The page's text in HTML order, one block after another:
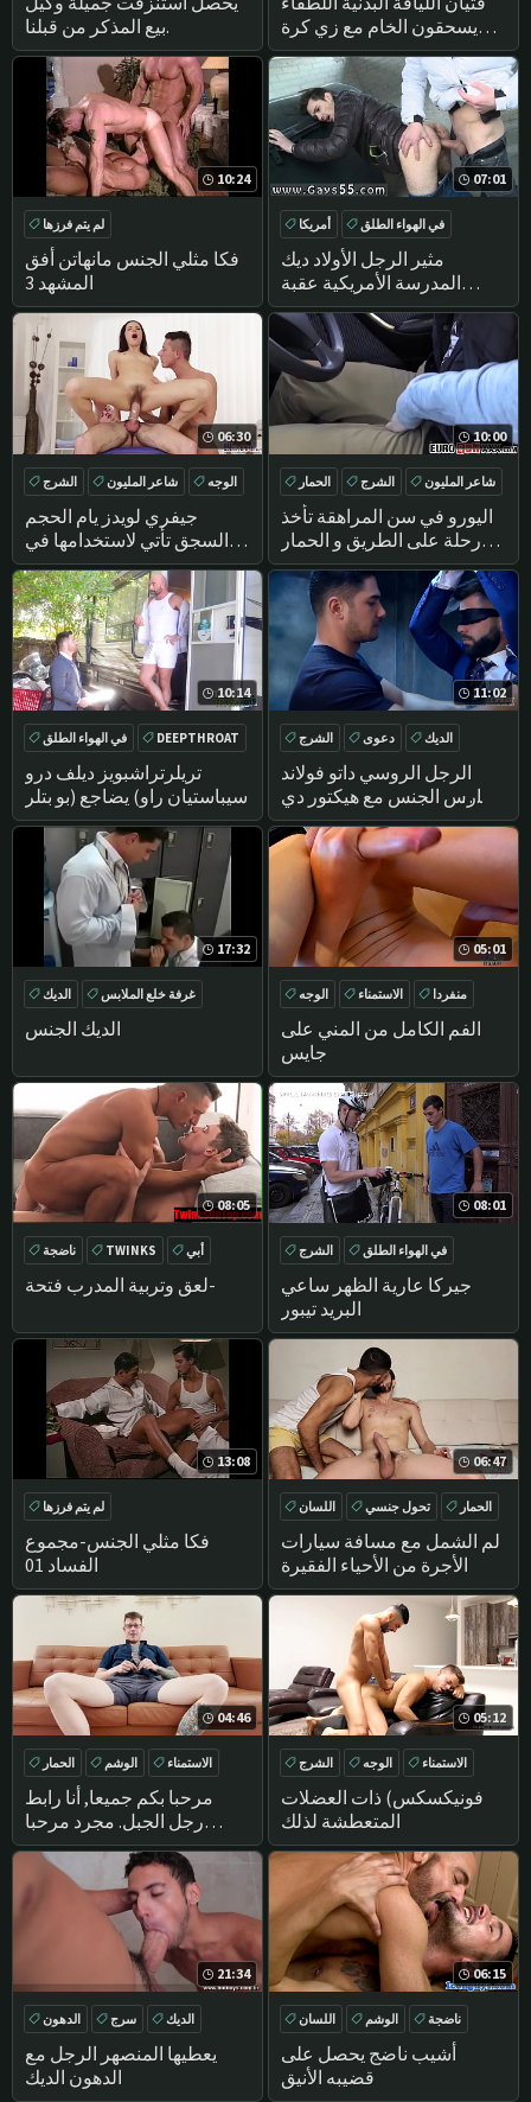
بيع المذكر من قبلنا.
يسحقون الخام مع زي كرة
القدم الخاص بهم!
10:24
فكا مثلي الجنس مانهاتن أفق
المشهد 3
لم يتم فرزها
07:01
مثير الرجل الأولاد ديك
المدرسة الأمريكية عقبة
المتجولون الحب ديك!
أمريكا
في الهواء الطلق
العامة
الواقع
06:30
جيفري لويدز يام الحجم
السجق تأتي لاستخدامها في
هذا ثنائية الثلاثي
الشرج شاعر المليون
الوجه
الثلاثي
10:00
اليورو في سن المراهقة تأخذ
رحلة على الطريق و الحمار
راسيا بشكل محموم في
الشاحنة
الحمار الشرج
شاعر المليون
اللسان
10:14
تريلرتراشبويز ديلف درو
سيباستيان راو) يضاجع (بو بتلر
في الهواء الطلق
DEEPTHROAT
11:02
الرجل الروسي داتو فولاند
يمارس الجنس مع هيكتور دي
سيلفا مربوط ومعصوب
العينين
الشرج دعوى
الديك
اللسان
17:32
الديك الجنس
الديك غرفة خلع الملابس
05:01
الفم الكامل من المني على
جايس
الوجه الاستمناء
منفردا
أمريكا
08:05
لعق وتربية المدرب فتحة-
ناضجة TWINKS
أبي
لاعبو الاسطوانات
08:01
جيركا عارية الظهر ساعي
البريد تيبور
الشرج
في الهواء الطلق
اللسان
TWINKS
13:08
فكا مثلي الجنس-مجموع
الفساد 01
لم يتم فرزها
06:47
لم الشمل مع مسافة سيارات
الأجرة من الأحياء الفقيرة
اللسان تحول جنسي
الحمار
الهواة
04:46
مرحبا بكم جميعا, أنا رابط
رجل الجبل. مجرد مرحبا
سريع... أكثر ل... نائب الرئيس;)
قريبا!!
الحمار الوشم الاستمناء
05:12
فونيكسكس) ذات العضلات
المتعطشة لذلك
الشرج الوجه
الاستمناء
أمريكا
21:34
يعطيها المنصهر الرجل مع
الدهون الديك
الدهون سرج
الديك
في سن المراهقة
06:15
أشيب ناضج يحصل على
قضيبه الأنيق
اللسان الوشم
ناضجة
ثقب